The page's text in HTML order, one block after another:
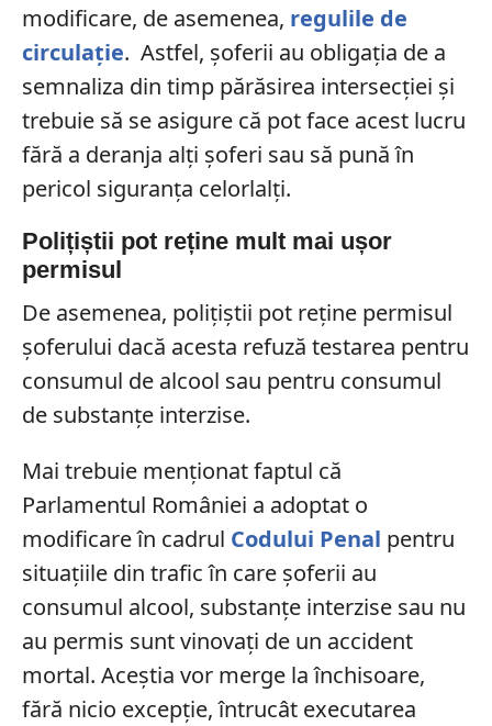
modificare, de asemenea, regulile de
circulație. Astfel, șoferii au obligația de a
semnaliza din timp părăsirea intersecției și
trebuie să se asigure că pot face acest lucru
fără a deranja alți șoferi sau să pună în
pericol siguranța celorlalți.
Polițiștii pot reține mult mai ușor
permisul
De asemenea, polițiștii pot reține permisul
șoferului dacă acesta refuză testarea pentru
consumul de alcool sau pentru consumul
de substanțe interzise.
Mai trebuie menționat faptul că
Parlamentul României a adoptat o
modificare în cadrul Codului Penal pentru
situațiile din trafic în care șoferii au
consumul alcool, substanțe interzise sau nu
au permis sunt vinovați de un accident
mortal. Aceștia vor merge la închisoare,
fără nicio excepție, întrucât executarea